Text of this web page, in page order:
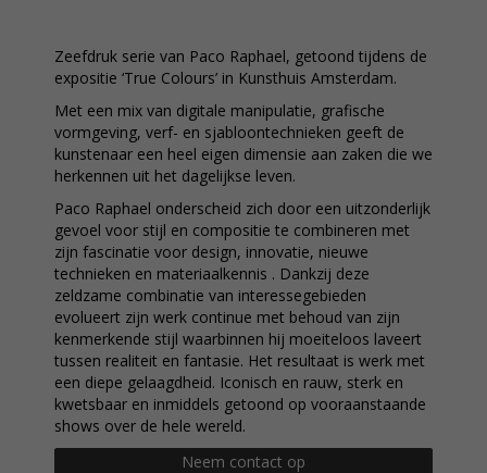
Zeefdruk serie van Paco Raphael, getoond tijdens de
expositie ‘True Colours’ in Kunsthuis Amsterdam.
Met een mix van digitale manipulatie, grafische
vormgeving, verf- en sjabloontechnieken geeft de
kunstenaar een heel eigen dimensie aan zaken die we
herkennen uit het dagelijkse leven.
Paco Raphael onderscheid zich door een uitzonderlijk
gevoel voor stijl en compositie te combineren met
zijn fascinatie voor design, innovatie, nieuwe
technieken en materiaalkennis . Dankzij deze
zeldzame combinatie van interessegebieden
evolueert zijn werk continue met behoud van zijn
kenmerkende stijl waarbinnen hij moeiteloos laveert
tussen realiteit en fantasie. Het resultaat is werk met
een diepe gelaagdheid. Iconisch en rauw, sterk en
kwetsbaar en inmiddels getoond op vooraanstaande
shows over de hele wereld.
Neem contact op